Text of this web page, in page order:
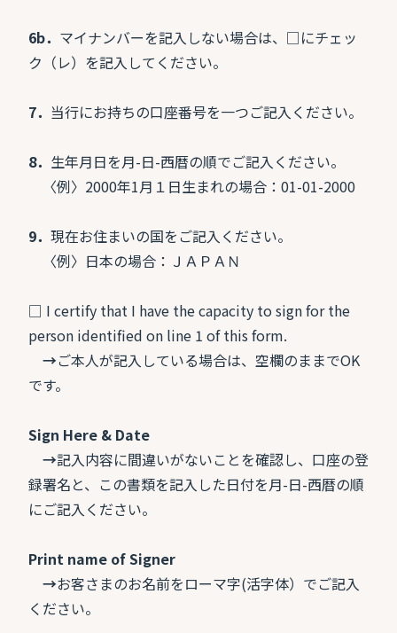
6b． マイナンバーを記入しない場合は、□にチェッ
ク（レ）を記入してください。
7． 当行にお持ちの口座番号を一つご記入ください。
8． 生年月日を月-日-西暦の順でご記入ください。
〈例〉2000年1月１日生まれの場合：01-01-2000
9． 現在お住まいの国をご記入ください。
〈例〉日本の場合：ＪＡＰＡＮ
□ I certify that I have the capacity to sign for the
person identified on line 1 of this form.
→ご本人が記入している場合は、空欄のままでOK
です。
Sign Here & Date
→記入内容に間違いがないことを確認し、口座の登
録署名と、この書類を記入した日付を月-日-西暦の順
にご記入ください。
Print name of Signer
→お客さまのお名前をローマ字(活字体）でご記入
ください。